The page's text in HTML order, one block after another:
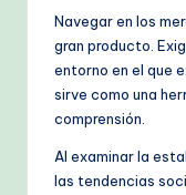
Navegar en los
gran producto.
entorno en el que
sirve como una
comprensión.
Al examinar la
las tendencias